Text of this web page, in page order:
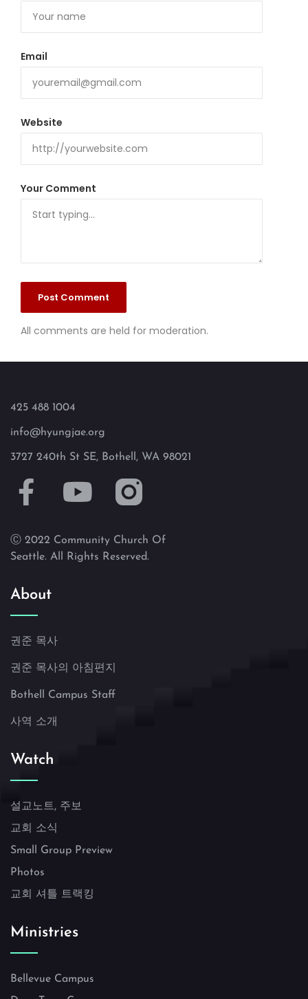
Your Comment
All comments are held for moderation.
Email
Website
425 488 1004
info@hyungjae.org
3727 240th St SE, Bothell, WA 98021
Ⓒ 2022 Community Church Of
Seattle. All Rights Reserved.
About
권준 목사
권준 목사의 아침편지
Bothell Campus Staff
사역 소개
Watch
설교노트, 주보
교회 소식
Small Group Preview
Photos
교회 셔틀 트랙킹
Ministries
Bellevue Campus